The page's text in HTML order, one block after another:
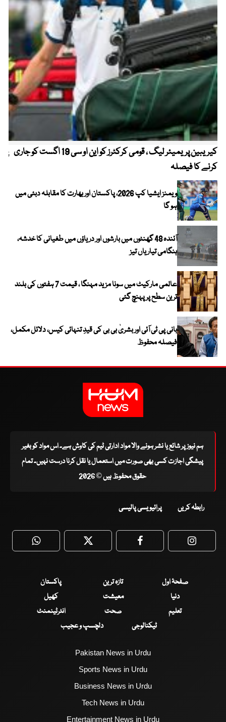
کیریبین پریمیئر لیگ ، قومی کرکٹرز کو این او سی 19 اگست کو جاری
کرنے کا فیصلہ
ویمنز ایشیا کپ 2026، پاکستان اور بھارت کا مقابلہ دبئی میں
ہو گا
آئندہ 48 گھنٹوں میں بارشوں اور دریاؤں میں طغیانی کا خدشہ،
ہنگامی تیاریاں تیز
عالمی مارکیٹ میں سونا مزید مہنگا ، قیمت 7 ہفتوں کی بلند
ترین سطح پر پہنچ گئی
بانی پی ٹی آئی اور بشریٰ بی بی کی قیدِ تنہائی کیس، دلائل مکمل،
فیصلہ محفوظ
ہم نیوز پر شائع یا نشر ہونے والا مواد ادارتی ٹیم کی کاوش ہے۔ اس مواد کو بغیر
پیشگی اجازت کسی بھی صورت میں استعمال یا نقل کرنا درست نہیں۔ تمام
حقوق محفوظ ہیں © 2026
رابطہ کریں پرائیویسی پالیسی
WhatsApp Twitter Facebook
صفحۂ اول تازہ ترین
پاکستان
دنیا
معیشت
کھیل
تعلیم
صحت
انٹرٹینمنٹ
ٹیکنالوجی
دلچسپ و عجیب
Pakistan News in Urdu
Sports News in Urdu
Business News in Urdu
Tech News in Urdu
Entertainment News in Urdu